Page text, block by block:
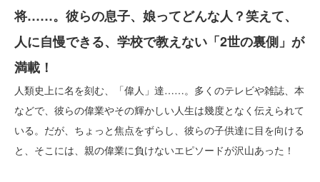
将……。彼らの息子、娘ってどんな人？笑えて、
人に自慢できる、学校で教えない「2世の裏側」が
満載！
人類史上に名を刻む、「偉人」達……。多くのテレビや雑誌、本
などで、彼らの偉業やその輝かしい人生は幾度となく伝えられて
いる。だが、ちょっと焦点をずらし、彼らの子供達に目を向ける
と、そこには、親の偉業に負けないエピソードが沢山あった！